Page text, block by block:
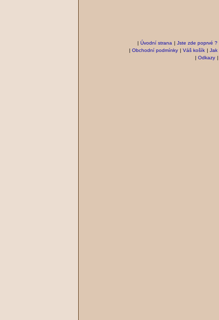
| Úvodní strana | Jste zde poprvé ?
| Obchodní podmínky | Váš košík | Jak
| Odkazy